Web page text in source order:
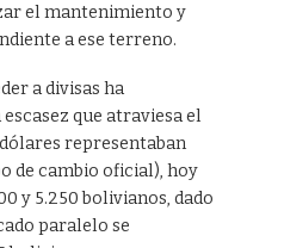
el mantenimiento y
a ese terreno.
a divisas ha
que atraviesa el
representaban
de cambio oficial), hoy
y 5.250 bolivianos, dado
paralelo se